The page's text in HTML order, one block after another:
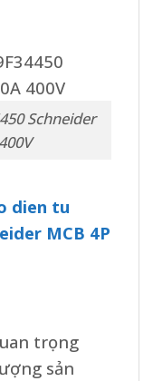
Schneider
dien tu
MCB 4P
trọng
sản